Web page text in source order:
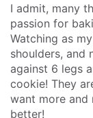
I admit, many
passion for
Watching as
shoulders, and
against 6 legs
cookie! They
want more and
better!